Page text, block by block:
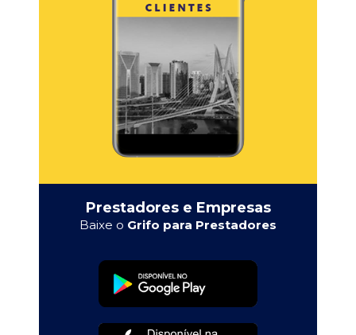
Prestadores e Empresas
Baixe o Grifo para Prestadores